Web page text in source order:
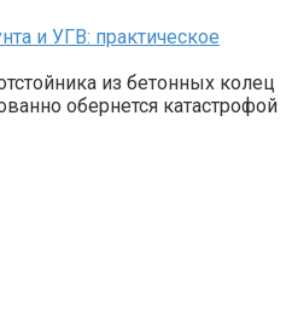
и УГВ: практическое
из бетонных колец
обернется катастрофой